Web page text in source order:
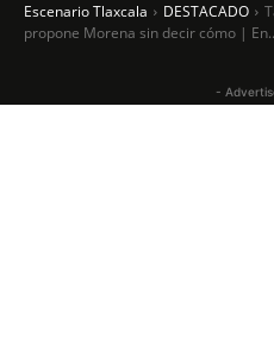
Escenario Tlaxcala DESTACADO
propone Morena sin decir cómo |
-